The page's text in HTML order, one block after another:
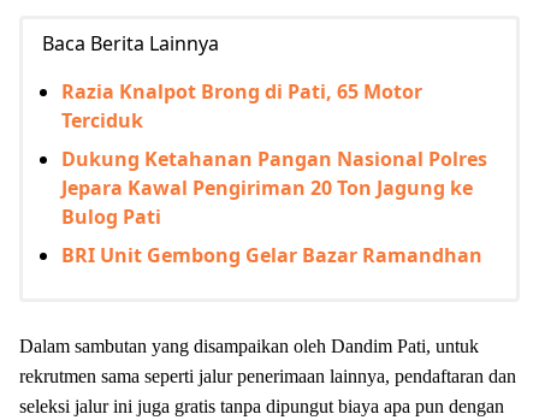
Baca Berita Lainnya
Razia Knalpot Brong di Pati, 65 Motor
Terciduk
Dukung Ketahanan Pangan Nasional Polres
Jepara Kawal Pengiriman 20 Ton Jagung ke
Bulog Pati
BRI Unit Gembong Gelar Bazar Ramandhan
Dalam sambutan yang disampaikan oleh Dandim Pati, untuk
rekrutmen sama seperti jalur penerimaan lainnya, pendaftaran dan
seleksi jalur ini juga gratis tanpa dipungut biaya apa pun dengan